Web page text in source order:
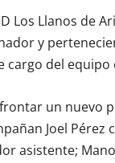
Los Llanos de
y
cargo del
un nuevo
Joel
asistente;